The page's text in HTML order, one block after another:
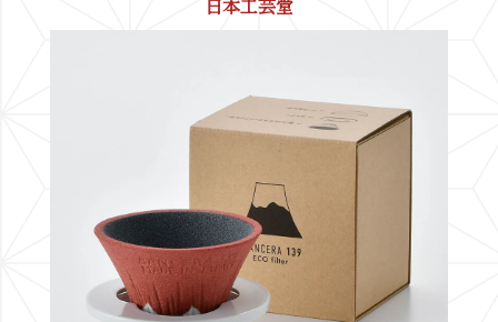
日本工芸堂